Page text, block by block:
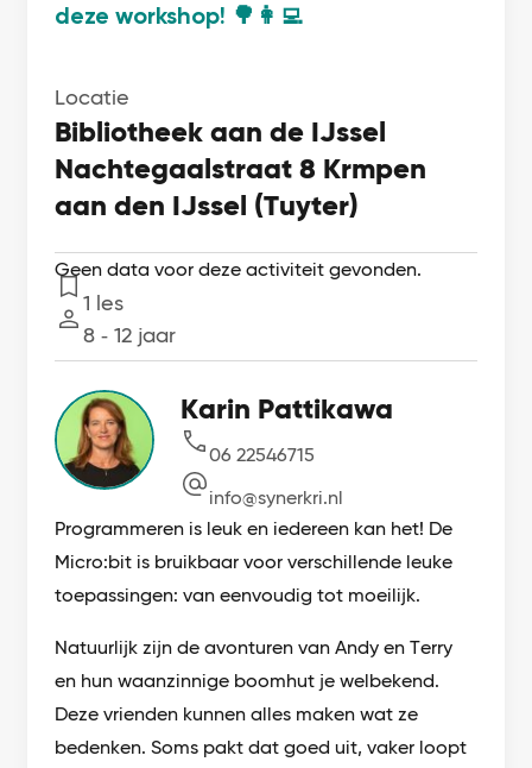
deze workshop! 🌳👩‍💻
Locatie
Bibliotheek aan de IJssel
Nachtegaalstraat 8 Krmpen
aan den IJssel (Tuyter)
Geen data voor deze activiteit gevonden.
Lessen
1 les
Leeftijd
8 ‐ 12 jaar
Karin Pattikawa
06 22546715
info@synerkri.nl
Programmeren is leuk en iedereen kan het! De
Micro:bit is bruikbaar voor verschillende leuke
toepassingen: van eenvoudig tot moeilijk.
Natuurlijk zijn de avonturen van Andy en Terry
en hun waanzinnige boomhut je welbekend.
Deze vrienden kunnen alles maken wat ze
bedenken. Soms pakt dat goed uit, vaker loopt